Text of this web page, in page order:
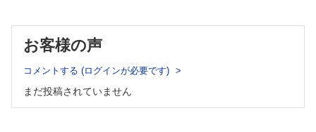
CQ24 全身麻酔は必要か?
CQ26 鎮静薬投与は有用か ?
CQ28 グルカゴン(グルカゴンGノボ ®)投与は有用か ?
2)非観血的整復時の監視画像装置
1)再発率
CQ6 腸重積症の再発率はどれくらいか?
CQ7 本邦における腸重積症による死亡数,死亡率はどれくら
いか?
お客様の声
コメントする (ログインが必要です)
まだ投稿されていません